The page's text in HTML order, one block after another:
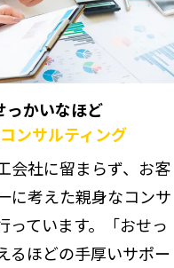
っかいなほど
ンサルティング
会社に留まらず、お客
に考えた親身なコンサ
っています。「おせっ
るほどの手厚いサポー